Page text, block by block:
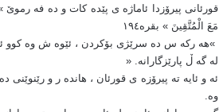
قورئانی پیرۆزدا ئاماژه ی پێده کات و ده فه رموێ
مَعَ الْمُتَّقِينَ » بقره١٩٤
«هه رکه س ده سرێژی بۆکردن ، ئێوه ش وه کوو
له گه ڵ پارێزگارانه» .
ئه و ئایه ته پیرۆزه ی قورئان ، هانده ر و
وه.